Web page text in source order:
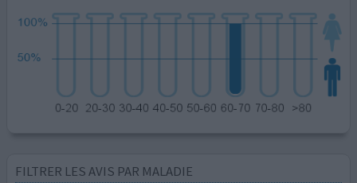
FILTRER LES AVIS PAR MALADIE